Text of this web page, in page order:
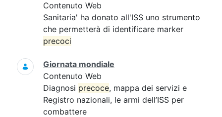
Contenuto Web
Sanitaria' ha donato all'ISS uno strumento
che permetterà di identificare marker
precoci
Giornata mondiale
Contenuto Web
Diagnosi precoce, mappa dei servizi e
Registro nazionali, le armi dell’ISS per
combattere